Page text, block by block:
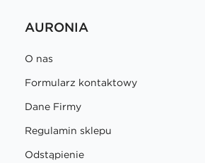
AURONIA
O nas
Formularz kontaktowy
Dane Firmy
Regulamin sklepu
Odstąpienie